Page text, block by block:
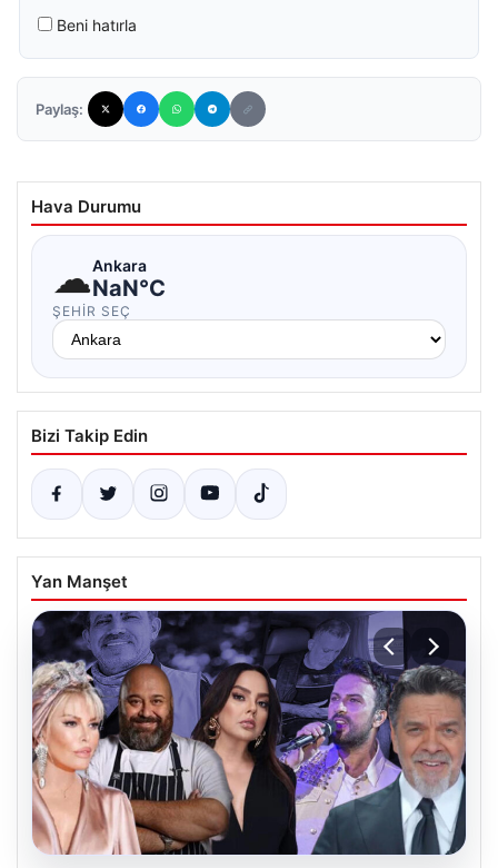
Beni hatırla
Paylaş:
Hava Durumu
☁Ankara
NaN°C
ŞEHIR SEÇ
Bizi Takip Edin
Yan Manşet